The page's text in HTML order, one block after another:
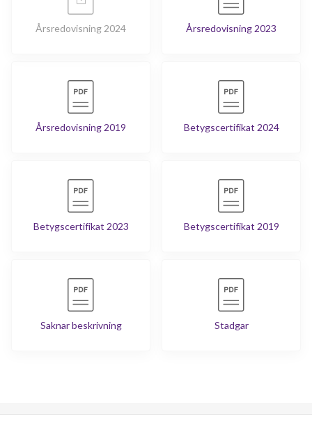
Årsredovisning 2024 Årsredovisning 2023
Årsredovisning 2019 Betygscertifikat 2024
Betygscertifikat 2023 Betygscertifikat 2019
Saknar beskrivning Stadgar